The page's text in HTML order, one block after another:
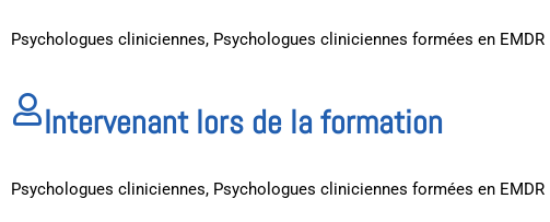
Psychologues cliniciennes, Psychologues cliniciennes formées en EMDR
Intervenant lors de la formation
Psychologues cliniciennes, Psychologues cliniciennes formées en EMDR